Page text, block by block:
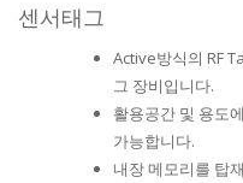
센서태그
Active방식의 RF
그 장비입니다.
활용공간 및 용도
가능합니다.
내장 메모리를 탑